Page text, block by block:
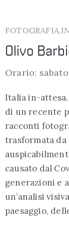
Olivo
Orario:
Italia in-
di un recente
racconti
trasformata da
causato dal
generazioni e
un’analisi
paesaggio,